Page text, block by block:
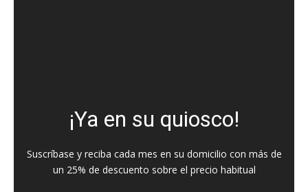
¡Ya en su quiosco!
Suscríbase y reciba cada mes en su domicilio con más de
un 25% de descuento sobre el precio habitual